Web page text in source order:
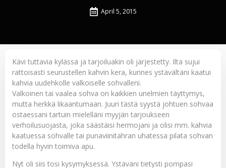
April 5, 2015
Kävi tuttavia kylässä ja tarjoiluakin oli järjestetty. Ilta sujui
rattoisasti seurustellen kahvin kera, kunnes ystävältäni kaatui
kahvia uudehkolle valkoiselle sohvalleni.
Valkoinen tai vaalea sohva on kaikkien unelmien täyttymys,
mutta herkkä likaantumaan. Juuri tästä syystä johtuen sohvaa
ostaessani tartuin mielelläni myyjän tarjoukseen
verhoilusuojasta, joka säästäisi hermojani ja olisi mm. kahvia
kaatuessa sohvalle tai punaviinitahran uhatessa pilata sohvan
todella hyvin toimiva apu.
Nyt oli siis tosi kysymyksessä. Ystäväni tietysti pompasi